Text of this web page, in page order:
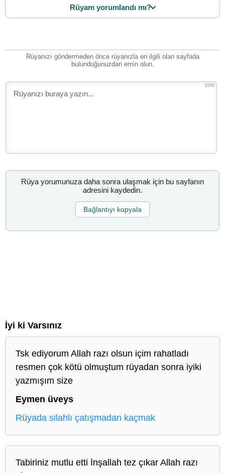
Rüyam yorumlandı mı?
Rüyanızı göndermeden önce rüyanızla en ilgili olan sayfada
bulunduğunuzdan emin olun.
1000
Rüya yorumunuza daha sonra ulaşmak için bu sayfanın
adresini kaydedin.
Bağlantıyı kopyala
İyi ki Varsınız
Tsk ediyorum Allah razı olsun içim rahatladı
resmen çok kötü olmuştum rüyadan sonra iyiki
yazmışım size
Eymen üveys
Rüyada silahlı çatışmadan kaçmak
Tabiriniz mutlu etti İnşallah tez çıkar Allah razı